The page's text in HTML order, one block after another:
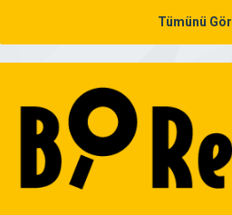
Tümünü Gör